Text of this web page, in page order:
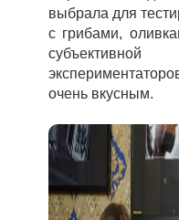
выбрала для
с грибами,
очень вкусным.